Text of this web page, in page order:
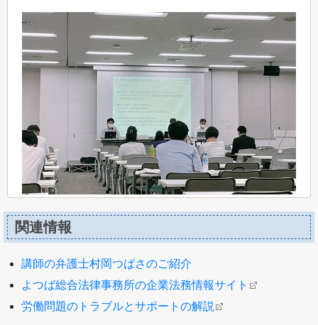
関連情報
講師の弁護士村岡つばさのご紹介
よつば総合法律事務所の企業法務情報サイト
労働問題のトラブルとサポートの解説